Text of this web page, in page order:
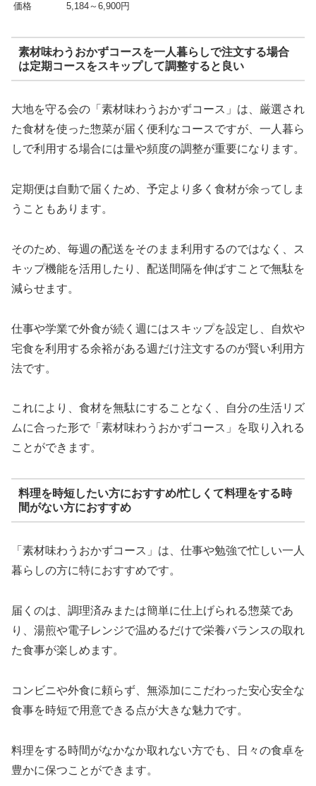
価格
5,184～6,900円
素材味わうおかずコースを一人暮らしで注文する場合
は定期コースをスキップして調整すると良い
大地を守る会の「素材味わうおかずコース」は、厳選され
た食材を使った惣菜が届く便利なコースですが、一人暮ら
しで利用する場合には量や頻度の調整が重要になります。
定期便は自動で届くため、予定より多く食材が余ってしま
うこともあります。
そのため、毎週の配送をそのまま利用するのではなく、ス
キップ機能を活用したり、配送間隔を伸ばすことで無駄を
減らせます。
仕事や学業で外食が続く週にはスキップを設定し、自炊や
宅食を利用する余裕がある週だけ注文するのが賢い利用方
法です。
これにより、食材を無駄にすることなく、自分の生活リズ
ムに合った形で「素材味わうおかずコース」を取り入れる
ことができます。
料理を時短したい方におすすめ/忙しくて料理をする時
間がない方におすすめ
「素材味わうおかずコース」は、仕事や勉強で忙しい一人
暮らしの方に特におすすめです。
届くのは、調理済みまたは簡単に仕上げられる惣菜であ
り、湯煎や電子レンジで温めるだけで栄養バランスの取れ
た食事が楽しめます。
コンビニや外食に頼らず、無添加にこだわった安心安全な
食事を時短で用意できる点が大きな魅力です。
料理をする時間がなかなか取れない方でも、日々の食卓を
豊かに保つことができます。